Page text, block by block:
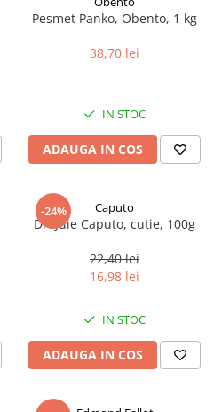
Pesmet Panko, Obento, 1 kg
38,70 lei
IN STOC
ADAUGA IN COS
-24% Caputo
Drojdie Caputo, cutie, 100g
22,40 lei
16,98 lei
IN STOC
ADAUGA IN COS